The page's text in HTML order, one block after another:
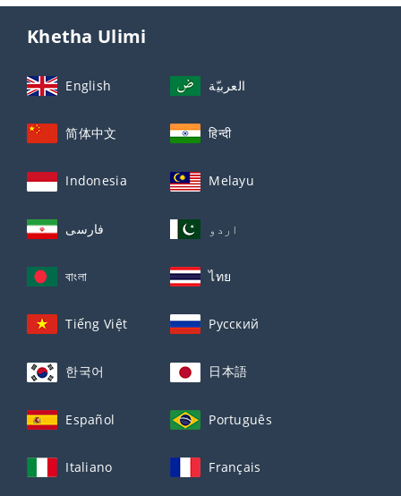
Khetha Ulimi
English العربيّة
简体中文 हिन्दी
Indonesia Melayu
فارسی اردو
বাংলা ไทย
Tiếng Việt Русский
한국어 日本語
Español Português
Italiano Français